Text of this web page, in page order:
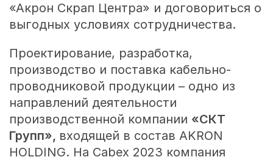
«Акрон Скрап Центра» и договориться о
выгодных условиях сотрудничества.
Проектирование, разработка,
производство и поставка кабельно-
проводниковой продукции – одно из
направлений деятельности
производственной компании «СКТ
Групп», входящей в состав AKRON
HOLDING. На Cabex 2023 компания